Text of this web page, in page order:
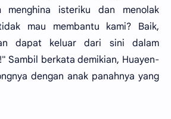
menghina isteriku dan menolak
mau membantu kami? Baik,
dapat keluar dari sini dalam
Sambil berkata demikian, Huayen-
dengan anak panahnya yang